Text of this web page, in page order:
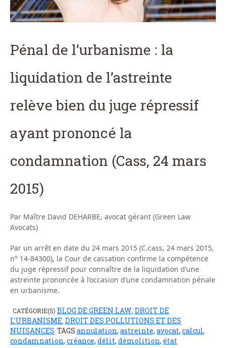
Pénal de l’urbanisme : la
liquidation de l’astreinte
relève bien du juge répressif
ayant prononcé la
condamnation (Cass, 24 mars
2015)
Par Maître David DEHARBE, avocat gérant (Green Law
Avocats)
Par un arrêt en date du 24 mars 2015 (C.cass, 24 mars 2015,
n° 14-84300), la Cour de cassation confirme la compétence
du juge répressif pour connaître de la liquidation d’une
astreinte prononcée à l’occasion d’une condamnation pénale
en urbanisme.
CATÉGORIE(S) BLOG DE GREEN LAW DROIT DE
L'URBANISME DROIT DES POLLUTIONS ET DES
NUISANCES TAGS annulation, astreinte, avocat, calcul,
condamnation, créance, délit, démolition, état